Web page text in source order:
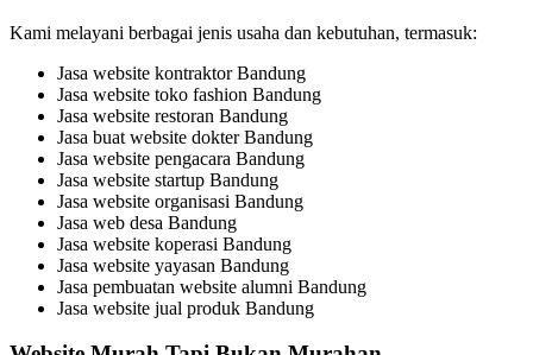
Kami melayani berbagai jenis usaha dan kebutuhan, termasuk:
Jasa website kontraktor Bandung
Jasa website toko fashion Bandung
Jasa website restoran Bandung
Jasa buat website dokter Bandung
Jasa website pengacara Bandung
Jasa website startup Bandung
Jasa website organisasi Bandung
Jasa web desa Bandung
Jasa website koperasi Bandung
Jasa website yayasan Bandung
Jasa pembuatan website alumni Bandung
Jasa website jual produk Bandung